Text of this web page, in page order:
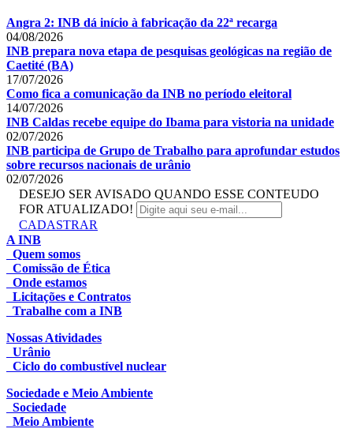
Angra 2: INB dá início à fabricação da 22ª recarga
04/08/2026
INB prepara nova etapa de pesquisas geológicas na região de
Caetité (BA)
17/07/2026
Como fica a comunicação da INB no período eleitoral
14/07/2026
INB Caldas recebe equipe do Ibama para vistoria na unidade
02/07/2026
INB participa de Grupo de Trabalho para aprofundar estudos
sobre recursos nacionais de urânio
02/07/2026
DESEJO SER AVISADO QUANDO ESSE CONTEUDO
FOR ATUALIZADO!
CADASTRAR
A INB
Quem somos
Comissão de Ética
Onde estamos
Licitações e Contratos
Trabalhe com a INB
Nossas Atividades
Urânio
Ciclo do combustível nuclear
Sociedade e Meio Ambiente
Sociedade
Meio Ambiente